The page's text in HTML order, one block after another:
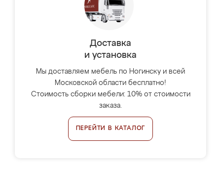
Доставка
и установка
Мы доставляем мебель по Ногинску и всей
Московской области бесплатно!
Стоимость сборки мебели: 10% от стоимости
заказа.
ПЕРЕЙТИ В КАТАЛОГ